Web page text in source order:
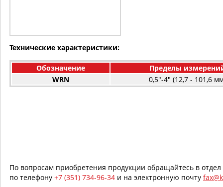
Технические характеристики:
Обозначение
Пределы
WRN
0,5"-4" (12,7 - 101,6
По вопросам приобретения продукции обращайтесь в
по телефону +7 (351) 734-96-34 и на электронную почту